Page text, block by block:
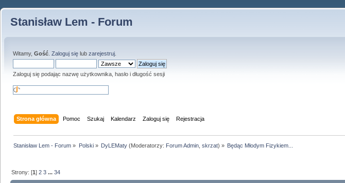
Stanisław Lem - Forum
Witamy, Gość Zaloguj się lub zarejestruj
Zaloguj się podając nazwę użytkownika, hasło i długość sesji
Strona główna Pomoc Szukaj Kalendarz Zaloguj się Rejestracja
Stanisław Lem - Forum » Polski» DyLEMaty(Moderatorzy: Forum Admin, skrzat) » Będąc Młodym Fizykiem...
Strony: [1]2 3 ...34